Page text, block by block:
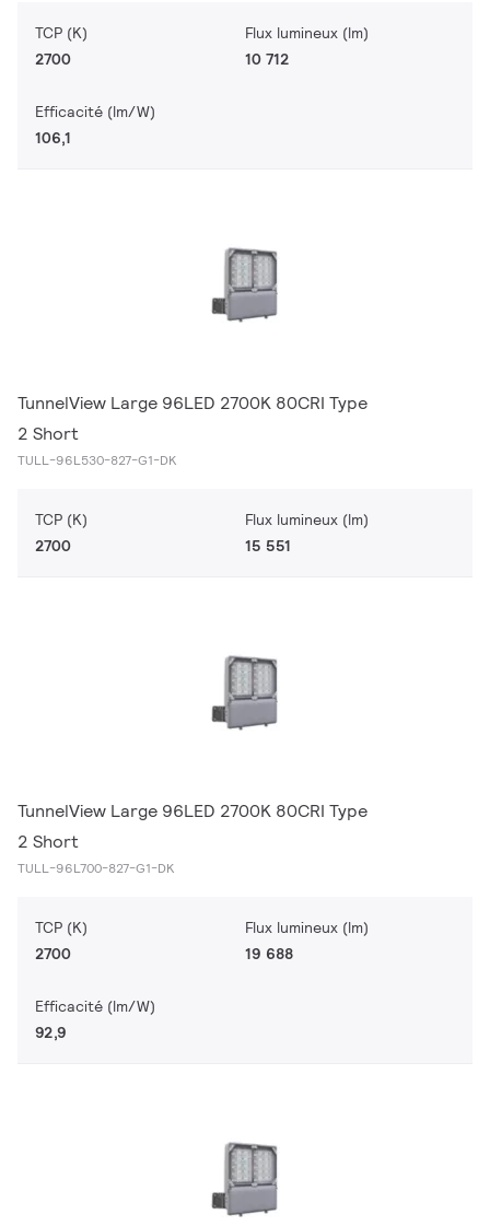
TCP (K)
2700
Flux lumineux (lm)
10 712
Efficacité (lm/W)
106,1
TunnelView Large 96LED 2700K 80CRI Type
2 Short
TULL-96L530-827-G1-DK
TCP (K)
2700
Flux lumineux (lm)
15 551
TunnelView Large 96LED 2700K 80CRI Type
2 Short
TULL-96L700-827-G1-DK
TCP (K)
2700
Flux lumineux (lm)
19 688
Efficacité (lm/W)
92,9